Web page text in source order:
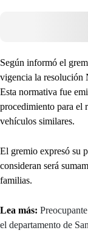
Según informó el
vigencia la resolución
Esta normativa fue
procedimiento para el
vehículos similares.
El gremio expresó su
consideran será
familias.
Lea más:
el departamento de